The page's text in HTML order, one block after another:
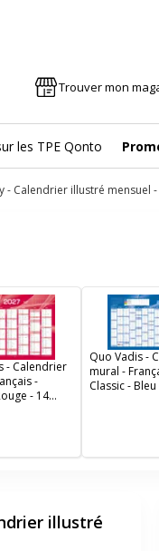
Trouver mon
les TPE Qonto
- Calendrier illustré mensuel -
- Calendrier
-
- 14
Quo Vadis -
mural -
Classic -
illustré